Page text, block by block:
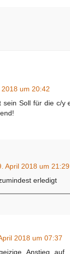
2018 um 20:42
sein Soll für die c/y
April 2018 um 21:29
erledigt
2018 um 07:37
Anstieg